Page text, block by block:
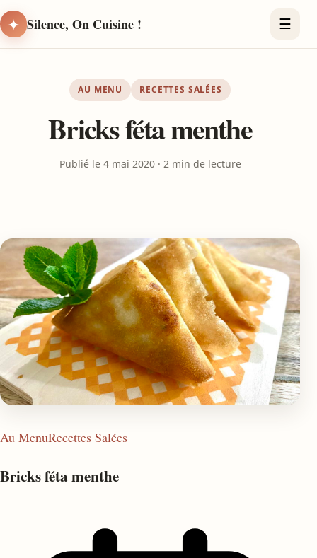
✦ Silence, On Cuisine ! ☰
AU MENU RECETTES SALÉES
Bricks féta menthe
Publié le 4 mai 2020 · 2 min de lecture
Au MenuRecettes Salées
Bricks féta menthe